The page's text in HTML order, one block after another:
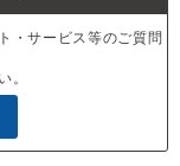
・サービス等のご質問
。